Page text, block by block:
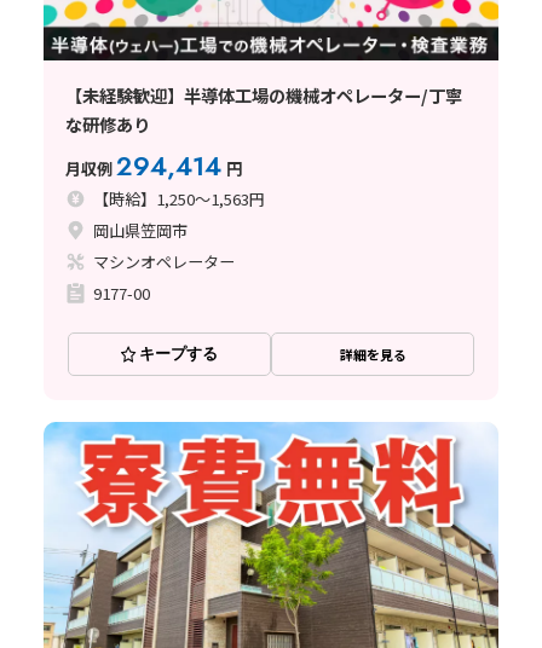
【未経験歓迎】半導体工場の機械オペレーター/丁寧
な研修あり
月収例294,414 円
【時給】1,250～1,563円
岡山県笠岡市
マシンオペレーター
9177-00
キープする 詳細を見る